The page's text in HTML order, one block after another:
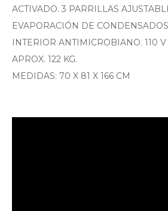
ACTIVADO. 3 PARRILLAS
EVAPORACIÓN DE
INTERIOR ANTIMICROBIANO. 110
APROX. 122 KG.
MEDIDAS: 70 X 81 X 166 CM